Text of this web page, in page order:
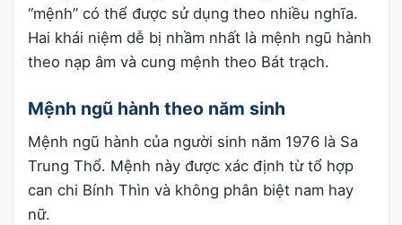
“mệnh” có thể được sử dụng theo nhiều nghĩa.
Hai khái niệm dễ bị nhầm nhất là mệnh ngũ hành
theo nạp âm và cung mệnh theo Bát trạch.
Mệnh ngũ hành theo năm sinh
Mệnh ngũ hành của người sinh năm 1976 là Sa
Trung Thổ. Mệnh này được xác định từ tổ hợp
can chi Bính Thìn và không phân biệt nam hay
nữ.